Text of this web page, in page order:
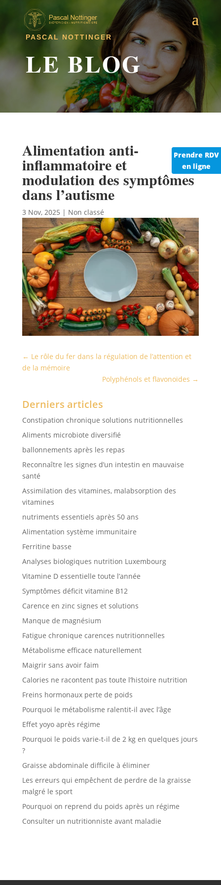
Prendre RDV
en ligne
PASCAL NOTTINGER
LE BLOG
Alimentation anti-
inflammatoire et
modulation des symptômes
dans l’autisme
3 Nov, 2025 | Non classé
← Le rôle du fer dans la régulation de l’attention et
de la mémoire
Polyphénols et flavonoïdes →
Derniers articles
Constipation chronique solutions nutritionnelles
Aliments microbiote diversifié
ballonnements après les repas
Reconnaître les signes d’un intestin en mauvaise
santé
Assimilation des vitamines, malabsorption des
vitamines
nutriments essentiels après 50 ans
Alimentation système immunitaire
Ferritine basse
Analyses biologiques nutrition Luxembourg
Vitamine D essentielle toute l’année
Symptômes déficit vitamine B12
Carence en zinc signes et solutions
Manque de magnésium
Fatigue chronique carences nutritionnelles
Métabolisme efficace naturellement
Maigrir sans avoir faim
Calories ne racontent pas toute l’histoire nutrition
Freins hormonaux perte de poids
Pourquoi le métabolisme ralentit-il avec l’âge
Effet yoyo après régime
Pourquoi le poids varie-t-il de 2 kg en quelques jours
?
Graisse abdominale difficile à éliminer
Les erreurs qui empêchent de perdre de la graisse
malgré le sport
Pourquoi on reprend du poids après un régime
Consulter un nutritionniste avant maladie